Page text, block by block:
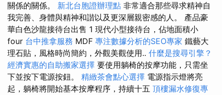
關係的關係。 新北台胞證辦理點 非常適合那些尋求精神自
我完善、身體與精神和諧以及更深層親密感的人。 產品豪
華白色沙龍接待台出售 1 現代小型接待台，佔地面積小
four 台中推拿服務 MDF 專注數據分析的SEO專家 鐵藝大
理石貼，風格時尚簡約，外觀美觀使用.. 什麼是搜尋引擎？
經濟實惠的自助搬家選擇 要使用躺椅的按摩功能，只需坐
下並按下電源按鈕。 精緻茶會點心選擇 電源指示燈將亮
起，躺椅將開始基本按摩程序，持續十五 頂樓漏水修復專